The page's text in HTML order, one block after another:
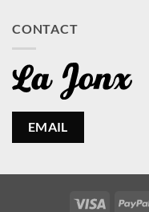
CONTACT
EMAIL
Visa